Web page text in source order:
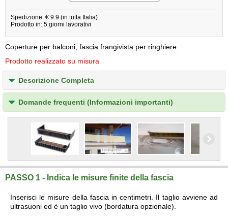
Spedizione: € 9.9 (in tutta Italia)
Prodotto in: 5 giorni lavorativi
Coperture per balconi, fascia frangivista per ringhiere.
Prodotto realizzato su misura
Descrizione Completa
Domande frequenti (Informazioni importanti)
PASSO 1 - Indica le misure finite della fascia
Inserisci le misure della fascia in centimetri. Il taglio avviene ad
ultrasuoni ed è un taglio vivo (bordatura opzionale).